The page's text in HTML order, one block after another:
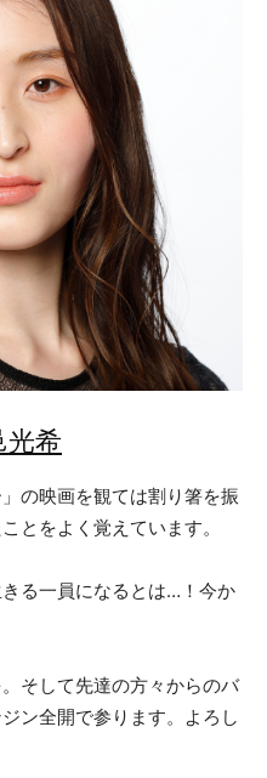
光希
の映画を観ては割り箸を振
とをよく覚えています。
る一員になるとは…！今か
そして先達の方々からのバ
ン全開で参ります。よろし